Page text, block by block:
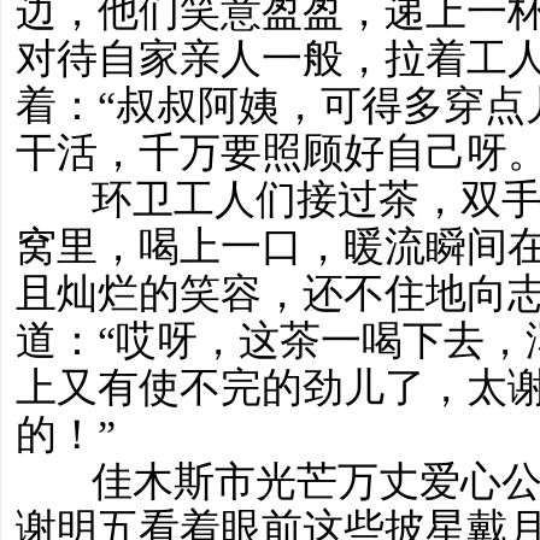
边，他们笑意盈盈，递上一
对待自家亲人一般，拉着工
着：“叔叔阿姨，可得多穿
干活，千万要照顾好自己呀
环卫工人们接过茶，双手
窝里，喝上一口，暖流瞬间
且灿烂的笑容，还不住地向
道：“哎呀，这茶一喝下去
上又有使不完的劲儿了，太
的！”
佳木斯市光芒万丈爱心公
谢明五看着眼前这些披星戴